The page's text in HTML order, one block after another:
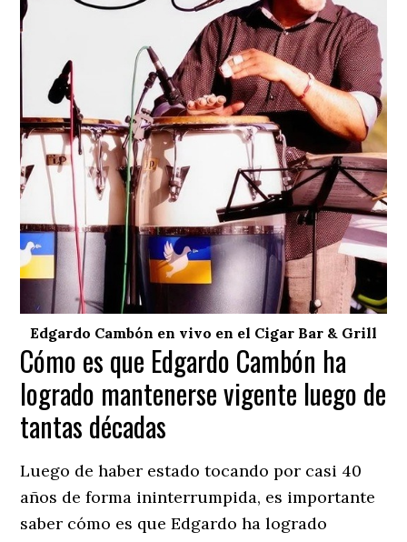
Edgardo Cambón en vivo en el Cigar Bar & Grill
Cómo es que Edgardo Cambón ha
logrado mantenerse vigente luego de
tantas décadas
Luego de haber estado tocando por casi 40
años de forma ininterrumpida, es importante
saber cómo es que Edgardo ha logrado